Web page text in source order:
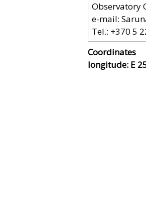
Observatory
e-mail:
Tel.: +370 5
Coordinates
longitude: E